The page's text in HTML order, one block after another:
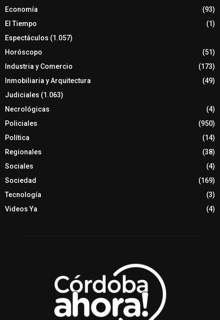
Economía
(93)
El Tiempo
(1)
Espectáculos (1.057)
Horóscopo
(51)
Industria y Comercio
(173)
Inmobiliaria y Arquitectura
(49)
Judiciales (1.063)
Necrológicas
(4)
Policiales
(950)
Política
(14)
Regionales
(38)
Sociales
(4)
Sociedad
(169)
Tecnología
(3)
Videos Ya
(4)